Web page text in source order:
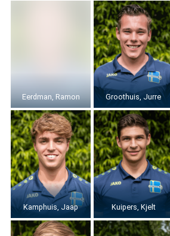
Eerdman, Ramon Groothuis, Jurre
Kamphuis, Jaap Kuipers, Kjelt